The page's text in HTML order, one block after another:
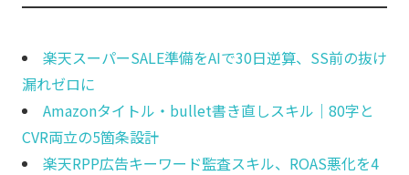
楽天スーパーSALE準備をAIで30日逆算、SS前の抜け
漏れゼロに
Amazonタイトル・bullet書き直しスキル｜80字と
CVR両立の5箇条設計
楽天RPP広告キーワード監査スキル、ROAS悪化を4